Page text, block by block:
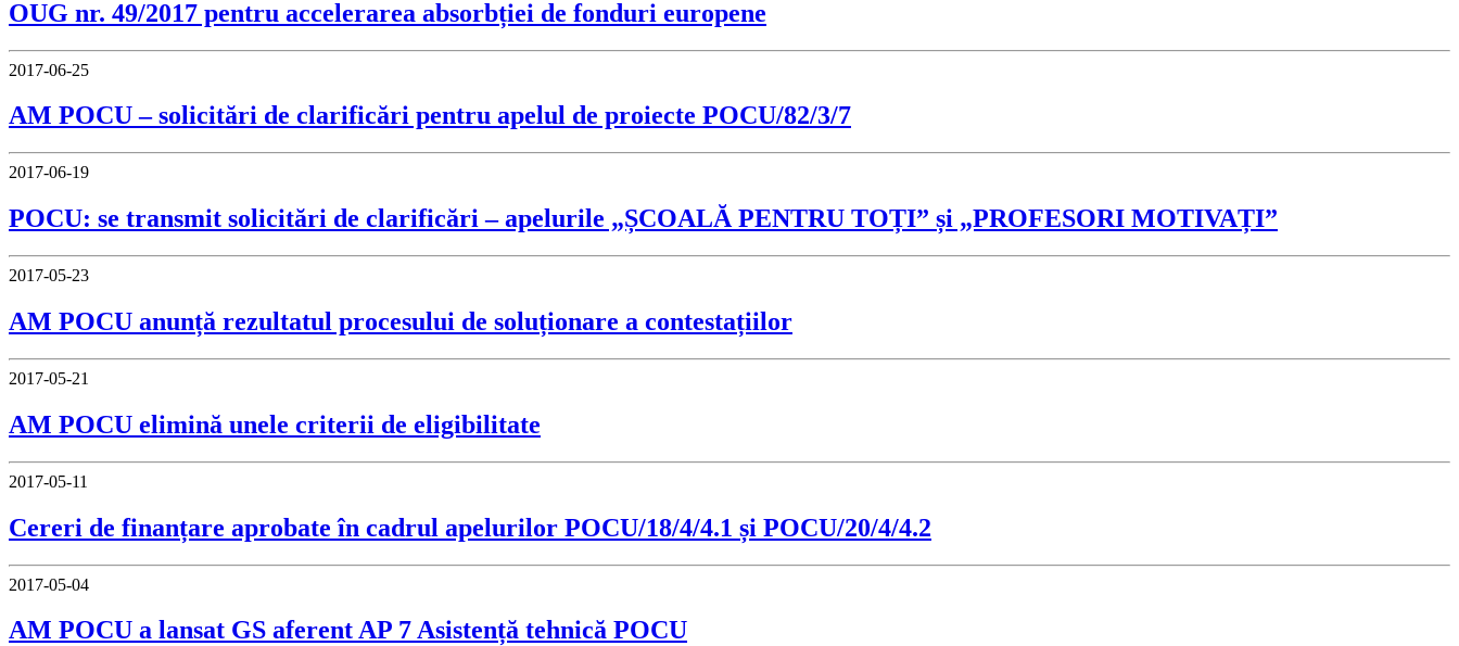
OUG nr. 49/2017 pentru accelerarea absorbției de fonduri europene
2017-06-25
AM POCU – solicitări de clarificări pentru apelul de proiecte POCU/82/3/7
2017-06-19
POCU: se transmit solicitări de clarificări – apelurile „ȘCOALĂ PENTRU TOȚI” și „PROFESORI MOTIVAȚI”
2017-05-23
AM POCU anunță rezultatul procesului de soluționare a contestațiilor
2017-05-21
AM POCU elimină unele criterii de eligibilitate
2017-05-11
Cereri de finanțare aprobate în cadrul apelurilor POCU/18/4/4.1 și POCU/20/4/4.2
2017-05-04
AM POCU a lansat GS aferent AP 7 Asistență tehnică POCU